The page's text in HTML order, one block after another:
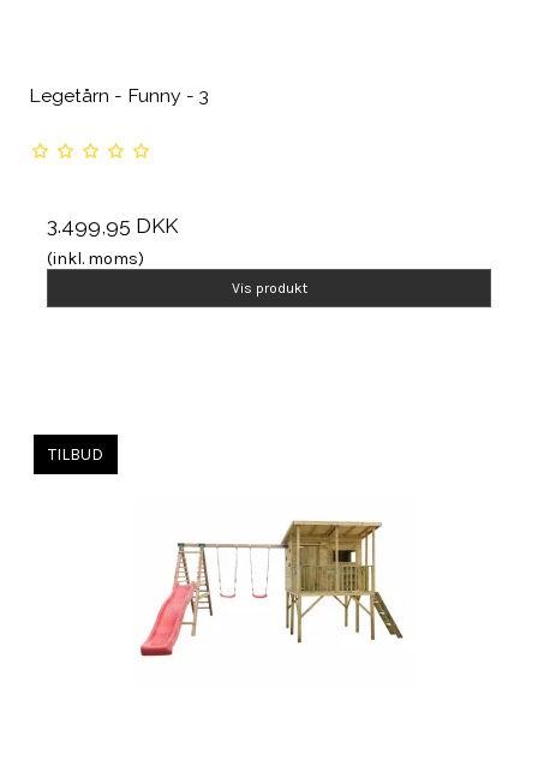
Legetårn - Funny - 3
3.499,95 DKK
(inkl. moms)
Vis produkt
TILBUD